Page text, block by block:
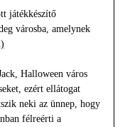
játékkészítő
városba, amelynek
Halloween város
ezért ellátogat
neki az ünnep, hogy
félreérti a